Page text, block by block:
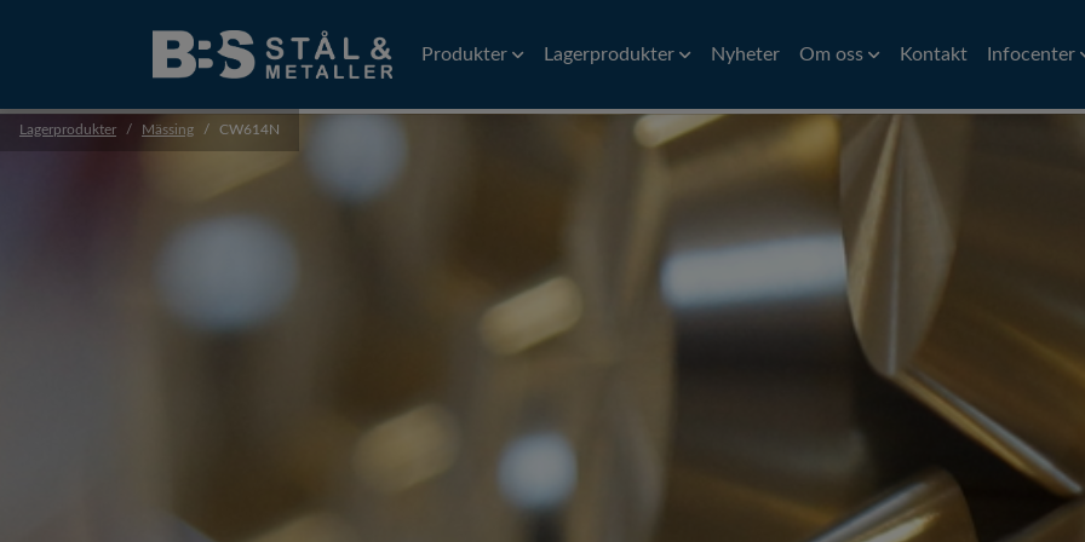
Produkter
Precisionsstång
Kalldragen stång
Svarvad/slipad rundstång
Extruderade profiler
Lagerprodukter
Mässing
CW614N
Nyheter Om oss
Miljöpolicy
Huvudmän
Kontakt Infocenter
Lagerprodukter Mässing CW614N